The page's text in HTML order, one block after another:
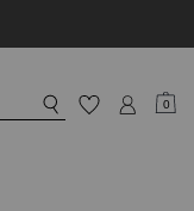
0